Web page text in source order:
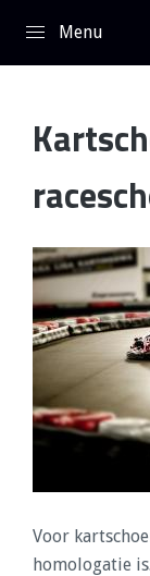
Voor
homologatie